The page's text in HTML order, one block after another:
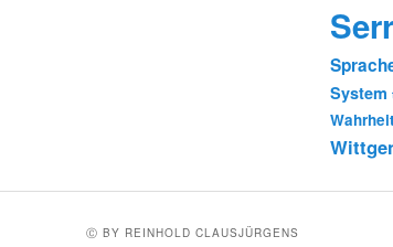
System
Wahrheit
Ⓒ BY REINHOLD CLAUSJÜRGENS